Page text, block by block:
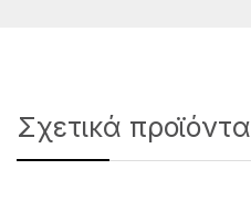
Σχετικά προϊόντα